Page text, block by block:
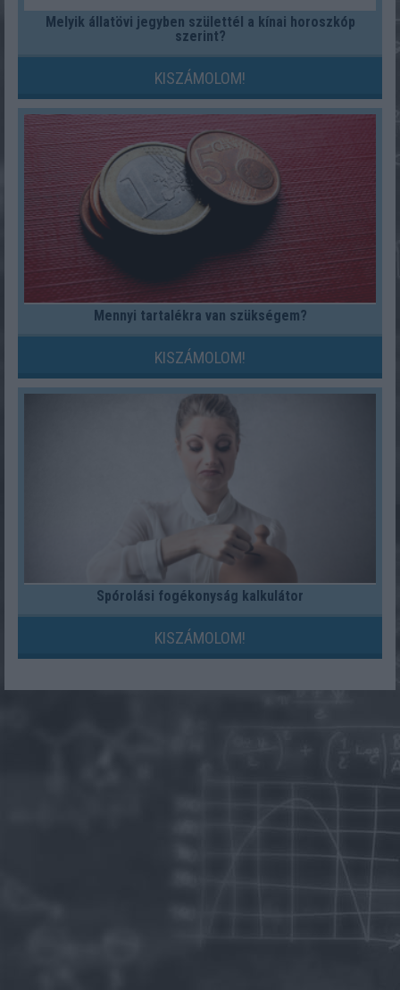
Melyik állatövi jegyben születtél a kínai horoszkóp
szerint?
KISZÁMOLOM!
Mennyi tartalékra van szükségem?
KISZÁMOLOM!
Spórolási fogékonyság kalkulátor
KISZÁMOLOM!